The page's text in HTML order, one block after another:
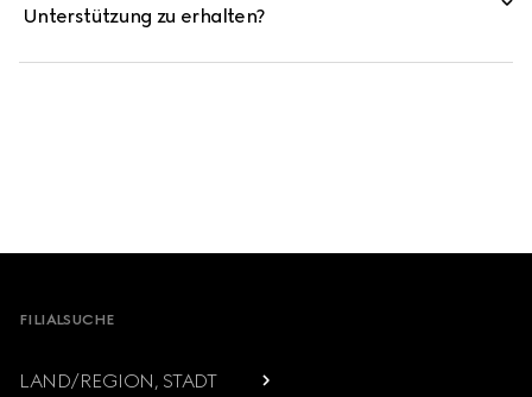
Unterstützung zu erhalten?
Footer
FILIALSUCHE
LAND/REGION, STADT